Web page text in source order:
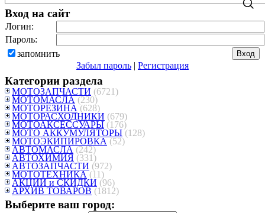
Вход на сайт
Логин:
Пароль:
запомнить
Забыл пароль | Регистрация
Категории раздела
МОТОЗАПЧАСТИ (6721)
МОТОМАСЛА (230)
МОТОРЕЗИНА (628)
МОТОРАСХОДНИКИ (679)
МОТОАКСЕССУАРЫ (176)
МОТО АККУМУЛЯТОРЫ (128)
МОТОЭКИПИРОВКА (52)
АВТОМАСЛА (242)
АВТОХИМИЯ (331)
АВТОЗАПЧАСТИ (972)
МОТОТЕХНИКА (11)
АКЦИИ и СКИДКИ (96)
АРХИВ ТОВАРОВ (1812)
Выберите ваш город: